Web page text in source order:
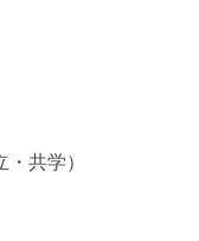
共学）